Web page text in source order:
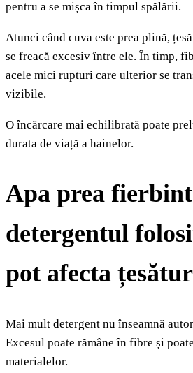
pentru a se mișca în timpul spălării.
Atunci când cuva este prea plină,
se freacă excesiv între ele. În timp,
acele mici rupturi care ulterior se
vizibile.
O încărcare mai echilibrată poate
durata de viață a hainelor.
Apa prea
detergentul
pot afecta
Mai mult detergent nu înseamnă
Excesul poate rămâne în fibre și
materialelor.